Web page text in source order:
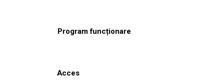
Program funcționare
Acces